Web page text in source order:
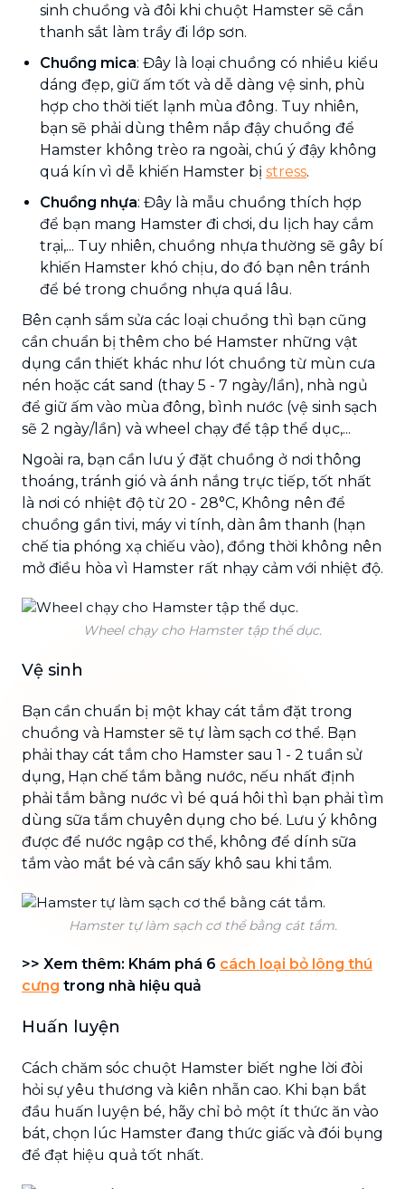
sinh chuồng và đôi khi chuột Hamster sẽ cắn
thanh sắt làm trầy đi lớp sơn.
Chuồng mica: Đây là loại chuồng có nhiều kiểu
dáng đẹp, giữ ấm tốt và dễ dàng vệ sinh, phù
hợp cho thời tiết lạnh mùa đông. Tuy nhiên,
bạn sẽ phải dùng thêm nắp đậy chuồng để
Hamster không trèo ra ngoài, chú ý đậy không
quá kín vì dễ khiến Hamster bị stress.
Chuồng nhựa: Đây là mẫu chuồng thích hợp
để bạn mang Hamster đi chơi, du lịch hay cắm
trại,... Tuy nhiên, chuồng nhựa thường sẽ gây bí
khiến Hamster khó chịu, do đó bạn nên tránh
để bé trong chuồng nhựa quá lâu.
Bên cạnh sắm sửa các loại chuồng thì bạn cũng
cần chuẩn bị thêm cho bé Hamster những vật
dụng cần thiết khác như lót chuồng từ mùn cưa
nén hoặc cát sand (thay 5 - 7 ngày/lần), nhà ngủ
để giữ ấm vào mùa đông, bình nước (vệ sinh sạch
sẽ 2 ngày/lần) và wheel chạy để tập thể dục,...
Ngoài ra, bạn cần lưu ý đặt chuồng ở nơi thông
thoáng, tránh gió và ánh nắng trực tiếp, tốt nhất
là nơi có nhiệt độ từ 20 - 28°C, Không nên để
chuồng gần tivi, máy vi tính, dàn âm thanh (hạn
chế tia phóng xạ chiếu vào), đồng thời không nên
mở điều hòa vì Hamster rất nhạy cảm với nhiệt độ.
Wheel chạy cho Hamster tập thể dục.
Vệ sinh
Bạn cần chuẩn bị một khay cát tắm đặt trong
chuồng và Hamster sẽ tự làm sạch cơ thể. Bạn
phải thay cát tắm cho Hamster sau 1 - 2 tuần sử
dụng, Hạn chế tắm bằng nước, nếu nhất định
phải tắm bằng nước vì bé quá hôi thì bạn phải tìm
dùng sữa tắm chuyên dụng cho bé. Lưu ý không
được để nước ngập cơ thể, không để dính sữa
tắm vào mắt bé và cần sấy khô sau khi tắm.
Hamster tự làm sạch cơ thể bằng cát tắm.
>> Xem thêm: Khám phá 6 cách loại bỏ lông thú
cưng trong nhà hiệu quả
Huấn luyện
Cách chăm sóc chuột Hamster biết nghe lời đòi
hỏi sự yêu thương và kiên nhẫn cao. Khi bạn bắt
đầu huấn luyện bé, hãy chỉ bỏ một ít thức ăn vào
bát, chọn lúc Hamster đang thức giấc và đói bụng
để đạt hiệu quả tốt nhất.